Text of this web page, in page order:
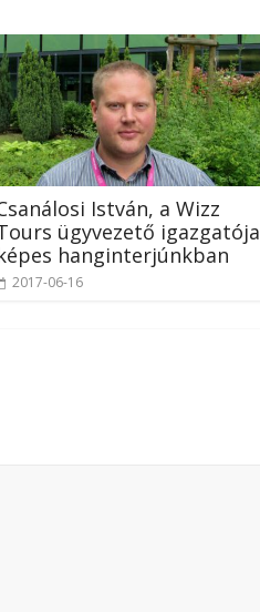
István, a Wizz
ügyvezető igazgatója
hanginterjúnkban
2017-06-16